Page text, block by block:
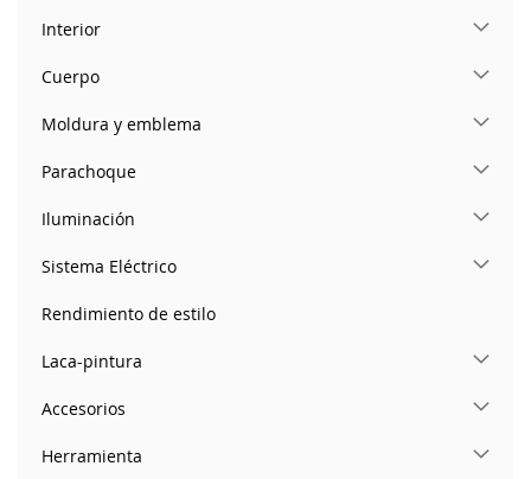
Interior
Cuerpo
Moldura y emblema
Parachoque
Iluminación
Sistema Eléctrico
Rendimiento de estilo
Laca-pintura
Accesorios
Herramienta